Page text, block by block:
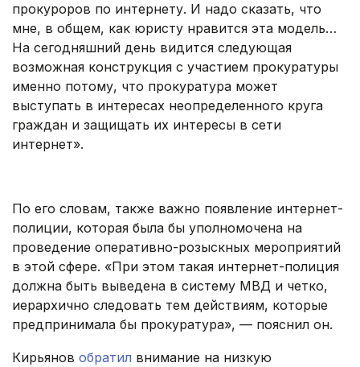
прокуроров по интернету. И надо сказать, что
мне, в общем, как юристу нравится эта модель…
На сегодняшний день видится следующая
возможная конструкция с участием прокуратуры
именно потому, что прокуратура может
выступать в интересах неопределенного круга
граждан и защищать их интересы в сети
интернет».
По его словам, также важно появление интернет-
полиции, которая была бы уполномочена на
проведение оперативно-розыскных мероприятий
в этой сфере. «При этом такая интернет-полиция
должна быть выведена в систему МВД и четко,
иерархично следовать тем действиям, которые
предпринимала бы прокуратура», — пояснил он.
Кирьянов обратил внимание на низкую